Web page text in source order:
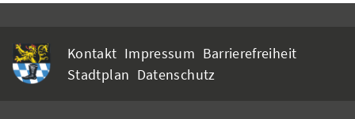
Kontakt Impressum Barrierefreiheit
Stadtplan Datenschutz